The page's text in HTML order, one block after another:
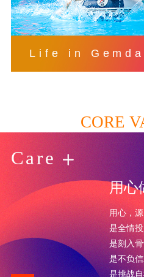
Life in
CORE
Care
用心
用心，
是全情投
是刻入骨
是不负信
是挑战自